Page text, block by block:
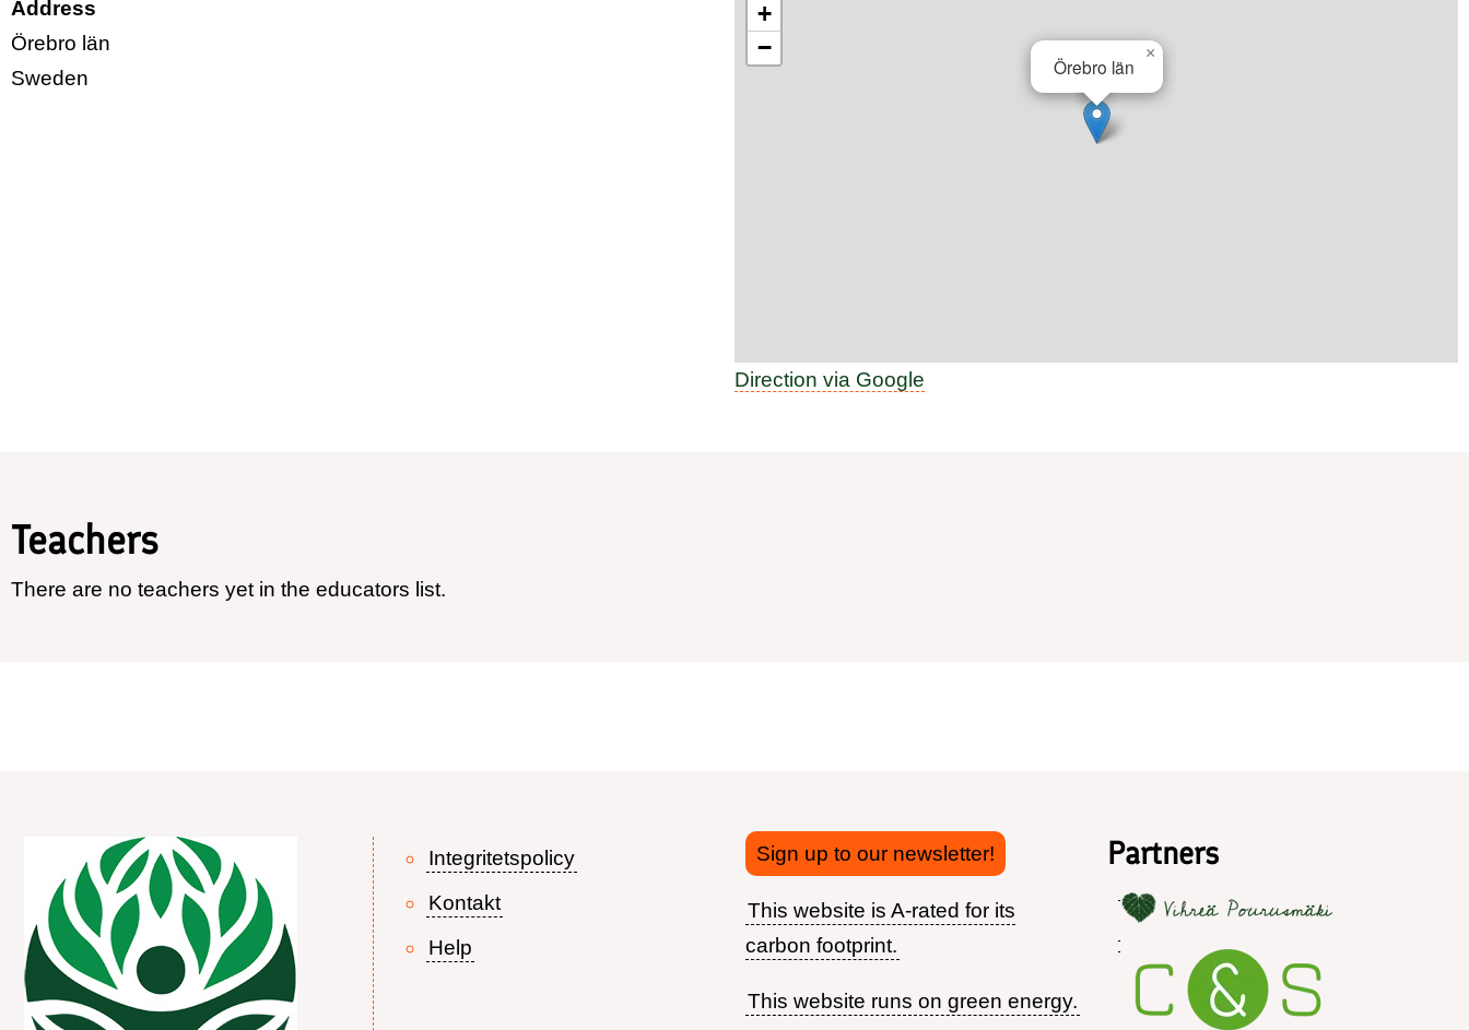
Address
Örebro län
Sweden
Örebro län
×
+
−
Direction via Google
Teachers
There are no teachers yet in the educators list.
Footer
Integritetspolicy
Kontakt
Help
Sign up to our newsletter!
This website is A-rated for its
carbon footprint.
This website runs on green energy.
Partners